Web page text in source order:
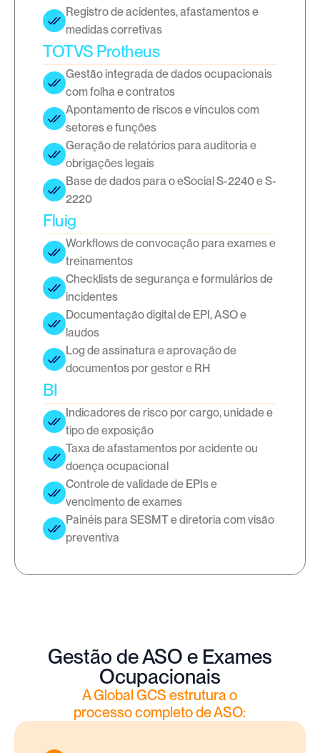
Registro de acidentes, afastamentos e
medidas corretivas
TOTVS Protheus
Gestão integrada de dados ocupacionais
com folha e contratos
Apontamento de riscos e vínculos com
setores e funções
Geração de relatórios para auditoria e
obrigações legais
Base de dados para o eSocial S-2240 e S-
2220
Fluig
Workflows de convocação para exames e
treinamentos
Checklists de segurança e formulários de
incidentes
Documentação digital de EPI, ASO e
laudos
Log de assinatura e aprovação de
documentos por gestor e RH
BI
Indicadores de risco por cargo, unidade e
tipo de exposição
Taxa de afastamentos por acidente ou
doença ocupacional
Controle de validade de EPIs e
vencimento de exames
Painéis para SESMT e diretoria com visão
preventiva
Gestão de ASO e Exames
Ocupacionais
A Global GCS estrutura o
processo completo de ASO: